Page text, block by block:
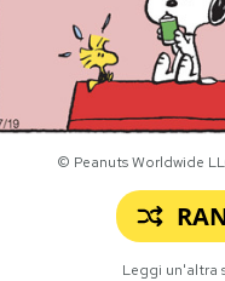
© Peanuts Worldwide
Leggi un'altra